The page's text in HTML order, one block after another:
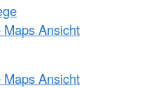
Ansicht
Ansicht